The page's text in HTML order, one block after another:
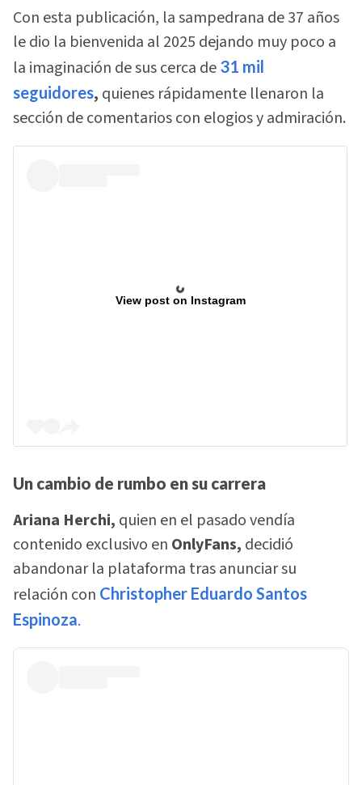
Con esta publicación, la sampedrana de 37 años
le dio la bienvenida al 2025 dejando muy poco a
la imaginación de sus cerca de 31 mil
seguidores, quienes rápidamente llenaron la
sección de comentarios con elogios y admiración.
View post on Instagram
Un cambio de rumbo en su carrera
Ariana Herchi, quien en el pasado vendía
contenido exclusivo en OnlyFans, decidió
abandonar la plataforma tras anunciar su
relación con Christopher Eduardo Santos
Espinoza.